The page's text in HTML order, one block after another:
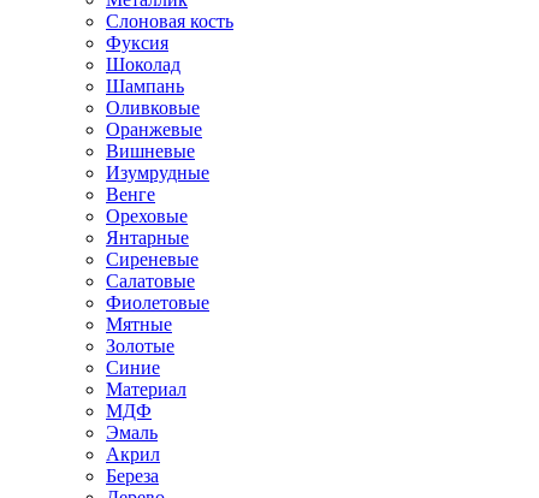
Слоновая кость
Фуксия
Шоколад
Шампань
Оливковые
Оранжевые
Вишневые
Изумрудные
Венге
Ореховые
Янтарные
Сиреневые
Салатовые
Фиолетовые
Мятные
Золотые
Синие
Материал
МДФ
Эмаль
Акрил
Береза